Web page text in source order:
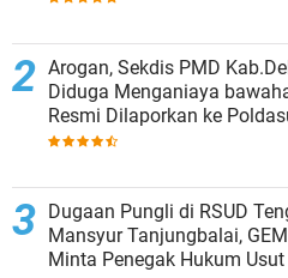
‎Arogan, Sekdis PMD
Diduga Menganiaya
Resmi Dilaporkan ke
Dugaan Pungli di RSUD
Mansyur Tanjungbalai,
Minta Penegak Hukum